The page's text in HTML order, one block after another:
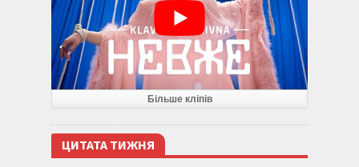
Більше кліпів
ЦИТАТА ТИЖНЯ